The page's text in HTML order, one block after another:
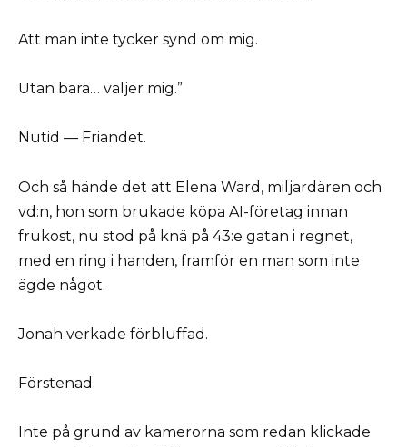
Att man inte tycker synd om mig.
Utan bara… väljer mig.”
Nutid — Friandet.
Och så hände det att Elena Ward, miljardären och
vd:n, hon som brukade köpa AI-företag innan
frukost, nu stod på knä på 43:e gatan i regnet,
med en ring i handen, framför en man som inte
ägde något.
Jonah verkade förbluffad.
Förstenad.
Inte på grund av kamerorna som redan klickade